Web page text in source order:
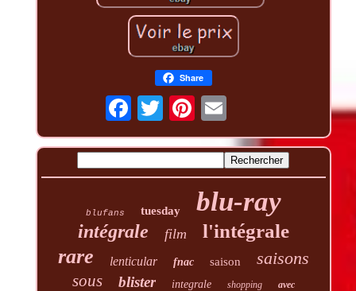
Share
blufans tuesday blu-ray
intégrale film l'intégrale
rare lenticular fnac saison saisons
sous blister integrale shopping avec